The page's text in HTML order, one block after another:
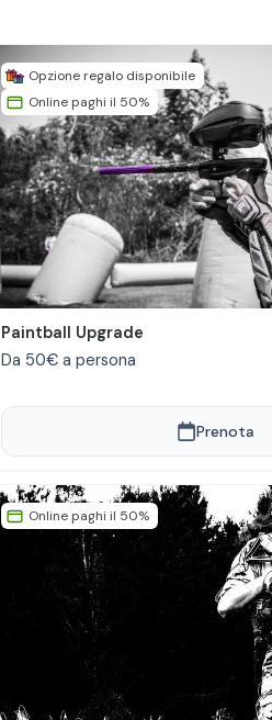
Opzione regalo disponibile
Online paghi il 50%
Paintball Upgrade
Da 50€ a persona
Prenota
Online paghi il 50%